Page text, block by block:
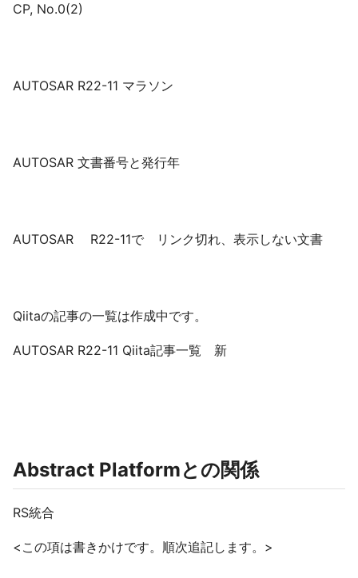
CP, No.0(2)
AUTOSAR R22-11 マラソン
AUTOSAR 文書番号と発行年
AUTOSAR R22-11で リンク切れ、表示しない文書
Qiitaの記事の一覧は作成中です。
AUTOSAR R22-11 Qiita記事一覧 新
Abstract Platformとの関係
RS統合
<この項は書きかけです。順次追記します。>